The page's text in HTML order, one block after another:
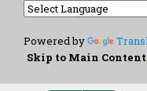
Powered by
Skip to Main Content